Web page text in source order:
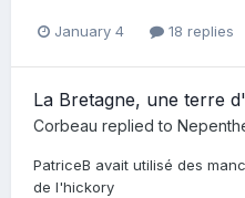
January 4 18 replies
La Bretagne, une terre
Corbeau replied to
PatriceB avait utilisé des
de l'hickory